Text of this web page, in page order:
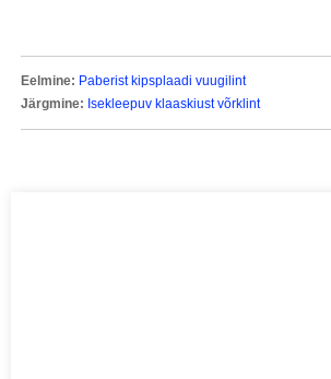
Eelmine: Paberist kipsplaadi vuugilint
Järgmine: Isekleepuv klaaskiust võrklint